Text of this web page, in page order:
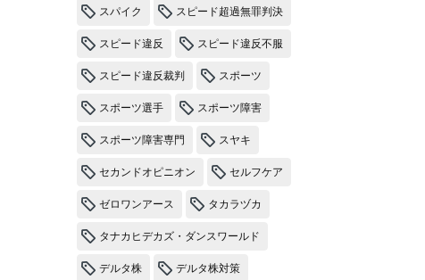
スパイク スピード超過無罪判決
スピード違反 スピード違反不服
スピード違反裁判 スポーツ
スポーツ選手 スポーツ障害
スポーツ障害専門 スヤキ
セカンドオピニオン セルフケア
ゼロワンアース タカラヅカ
タナカヒデカズ・ダンスワールド
デルタ株 デルタ株対策